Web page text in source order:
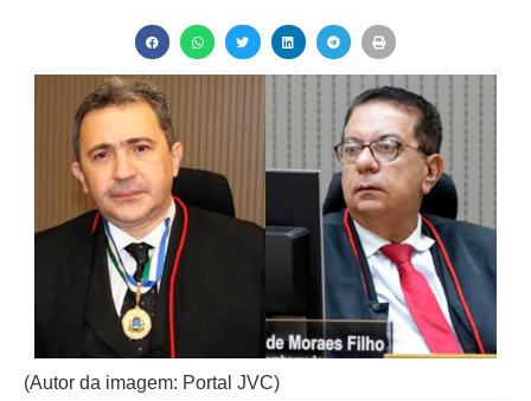
(Autor da imagem: Portal JVC)